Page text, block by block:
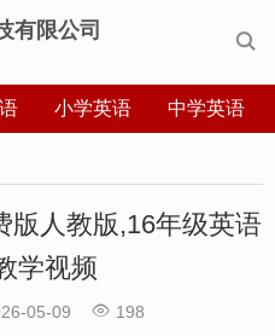

有限公司
小学英语 中学英语
版人教版,16年级英语
学视频
05-09  198